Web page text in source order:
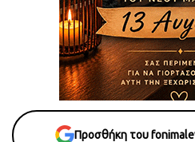
Προσθήκη του